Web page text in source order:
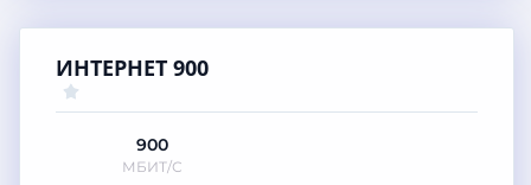
ИНТЕРНЕТ 900
900
МБИТ/С